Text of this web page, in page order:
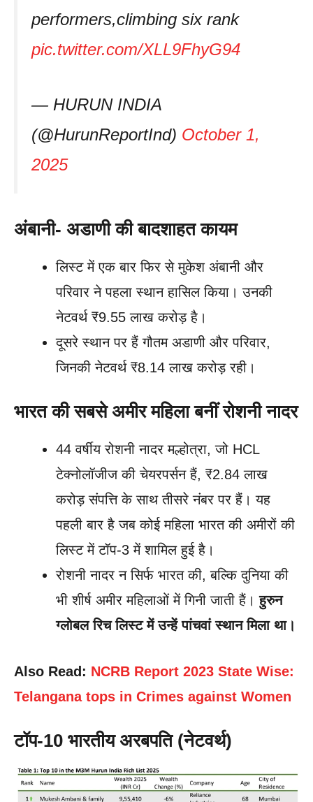
performers,climbing six rank
pic.twitter.com/XLL9FhyG94
— HURUN INDIA
(@HurunReportInd) October 1,
2025
अंबानी- अडाणी की बादशाहत कायम
लिस्ट में एक बार फिर से मुकेश अंबानी और
परिवार ने पहला स्थान हासिल किया। उनकी
नेटवर्थ ₹9.55 लाख करोड़ है।
दूसरे स्थान पर हैं गौतम अडाणी और परिवार,
जिनकी नेटवर्थ ₹8.14 लाख करोड़ रही।
भारत की सबसे अमीर महिला बनीं रोशनी नादर
44 वर्षीय रोशनी नादर मल्होत्रा, जो HCL
टेक्नोलॉजीज की चेयरपर्सन हैं, ₹2.84 लाख
करोड़ संपत्ति के साथ तीसरे नंबर पर हैं। यह
पहली बार है जब कोई महिला भारत की अमीरों की
लिस्ट में टॉप-3 में शामिल हुई है।
रोशनी नादर न सिर्फ भारत की, बल्कि दुनिया की
भी शीर्ष अमीर महिलाओं में गिनी जाती हैं।हुरुन
ग्लोबल रिच लिस्ट में उन्हें पांचवां स्थान मिला था।
Also Read: NCRB Report 2023 State Wise:
Telangana tops in Crimes against Women
टॉप-10 भारतीय अरबपति (नेटवर्थ)